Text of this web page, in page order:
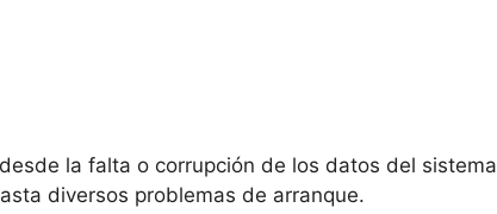
la falta o corrupción de los datos del sistema
diversos problemas de arranque.